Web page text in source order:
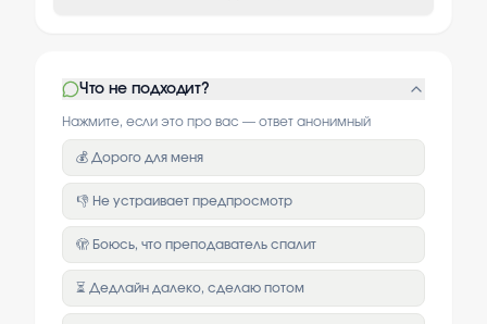
Что не подходит?
Нажмите, если это про вас — ответ анонимный
💰 Дорого для меня
👎 Не устраивает предпросмотр
🫣 Боюсь, что преподаватель спалит
⏳ Дедлайн далеко, сделаю потом